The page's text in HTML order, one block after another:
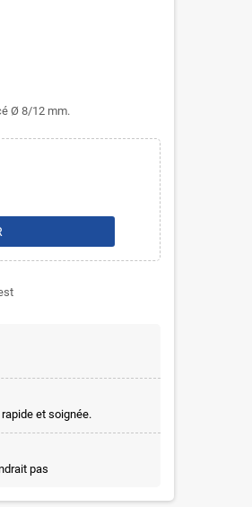
Ø 8/12 mm.
et soignée.
pas